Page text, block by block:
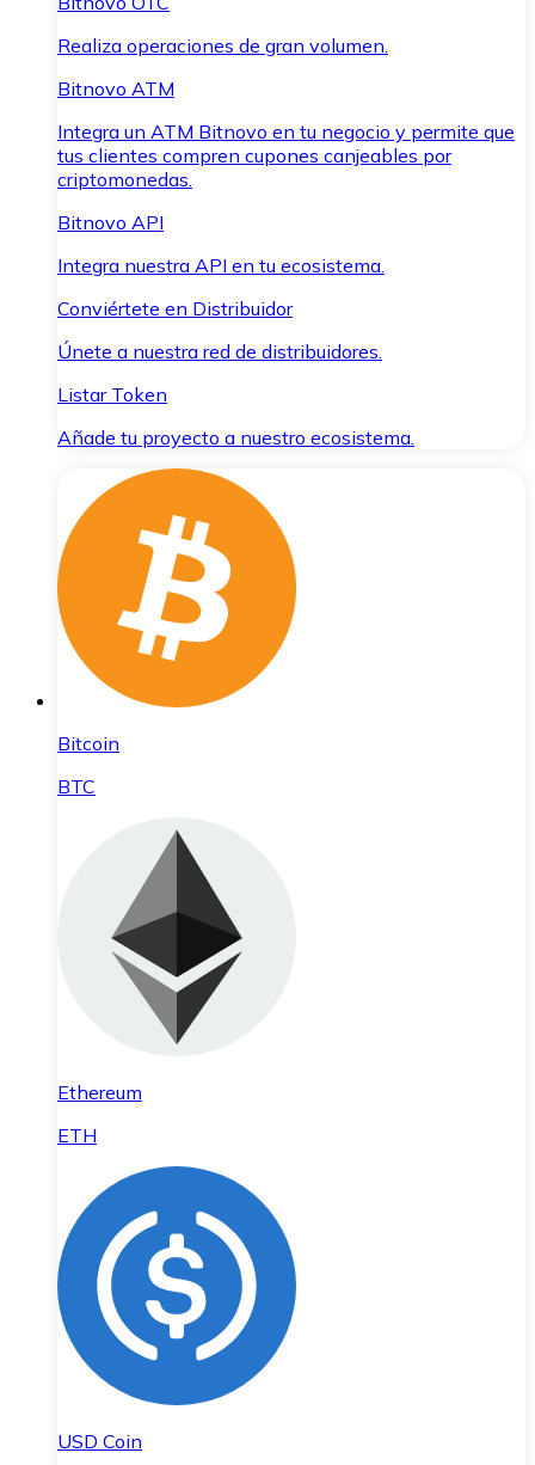
Realiza operaciones de gran volumen.
Bitnovo ATM
Integra un ATM Bitnovo en tu negocio y permite que
tus clientes compren cupones canjeables por
criptomonedas.
Bitnovo API
Integra nuestra API en tu ecosistema.
Conviértete en Distribuidor
Únete a nuestra red de distribuidores.
Listar Token
Añade tu proyecto a nuestro ecosistema.
Bitcoin
BTC
Ethereum
ETH
USD Coin